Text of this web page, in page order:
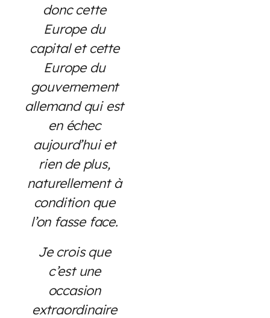
donc cette
Europe du
capital et cette
Europe du
gouvernement
allemand qui est
en échec
aujourd’hui et
rien de plus,
naturellement à
condition que
l’on fasse face.
Je crois que
c’est une
occasion
extraordinaire